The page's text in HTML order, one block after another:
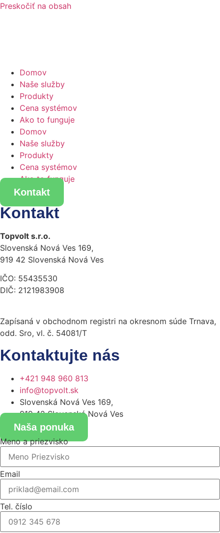
Preskočiť na obsah
Domov
Naše služby
Produkty
Cena systémov
Ako to funguje
Domov
Naše služby
Produkty
Cena systémov
Ako to funguje
Kontakt
Kontakt
Topvolt s.r.o.
Slovenská Nová Ves 169,
919 42 Slovenská Nová Ves
IČO: 55435530
DIČ: 2121983908
Zapísaná v obchodnom registri na okresnom súde Trnava,
odd. Sro, vl. č. 54081/T
Kontaktujte nás
+421 948 960 813
info@topvolt.sk
Slovenská Nová Ves 169,
919 42 Slovenská Nová Ves
Naša ponuka
Meno a priezvisko
Email
Tel. číslo